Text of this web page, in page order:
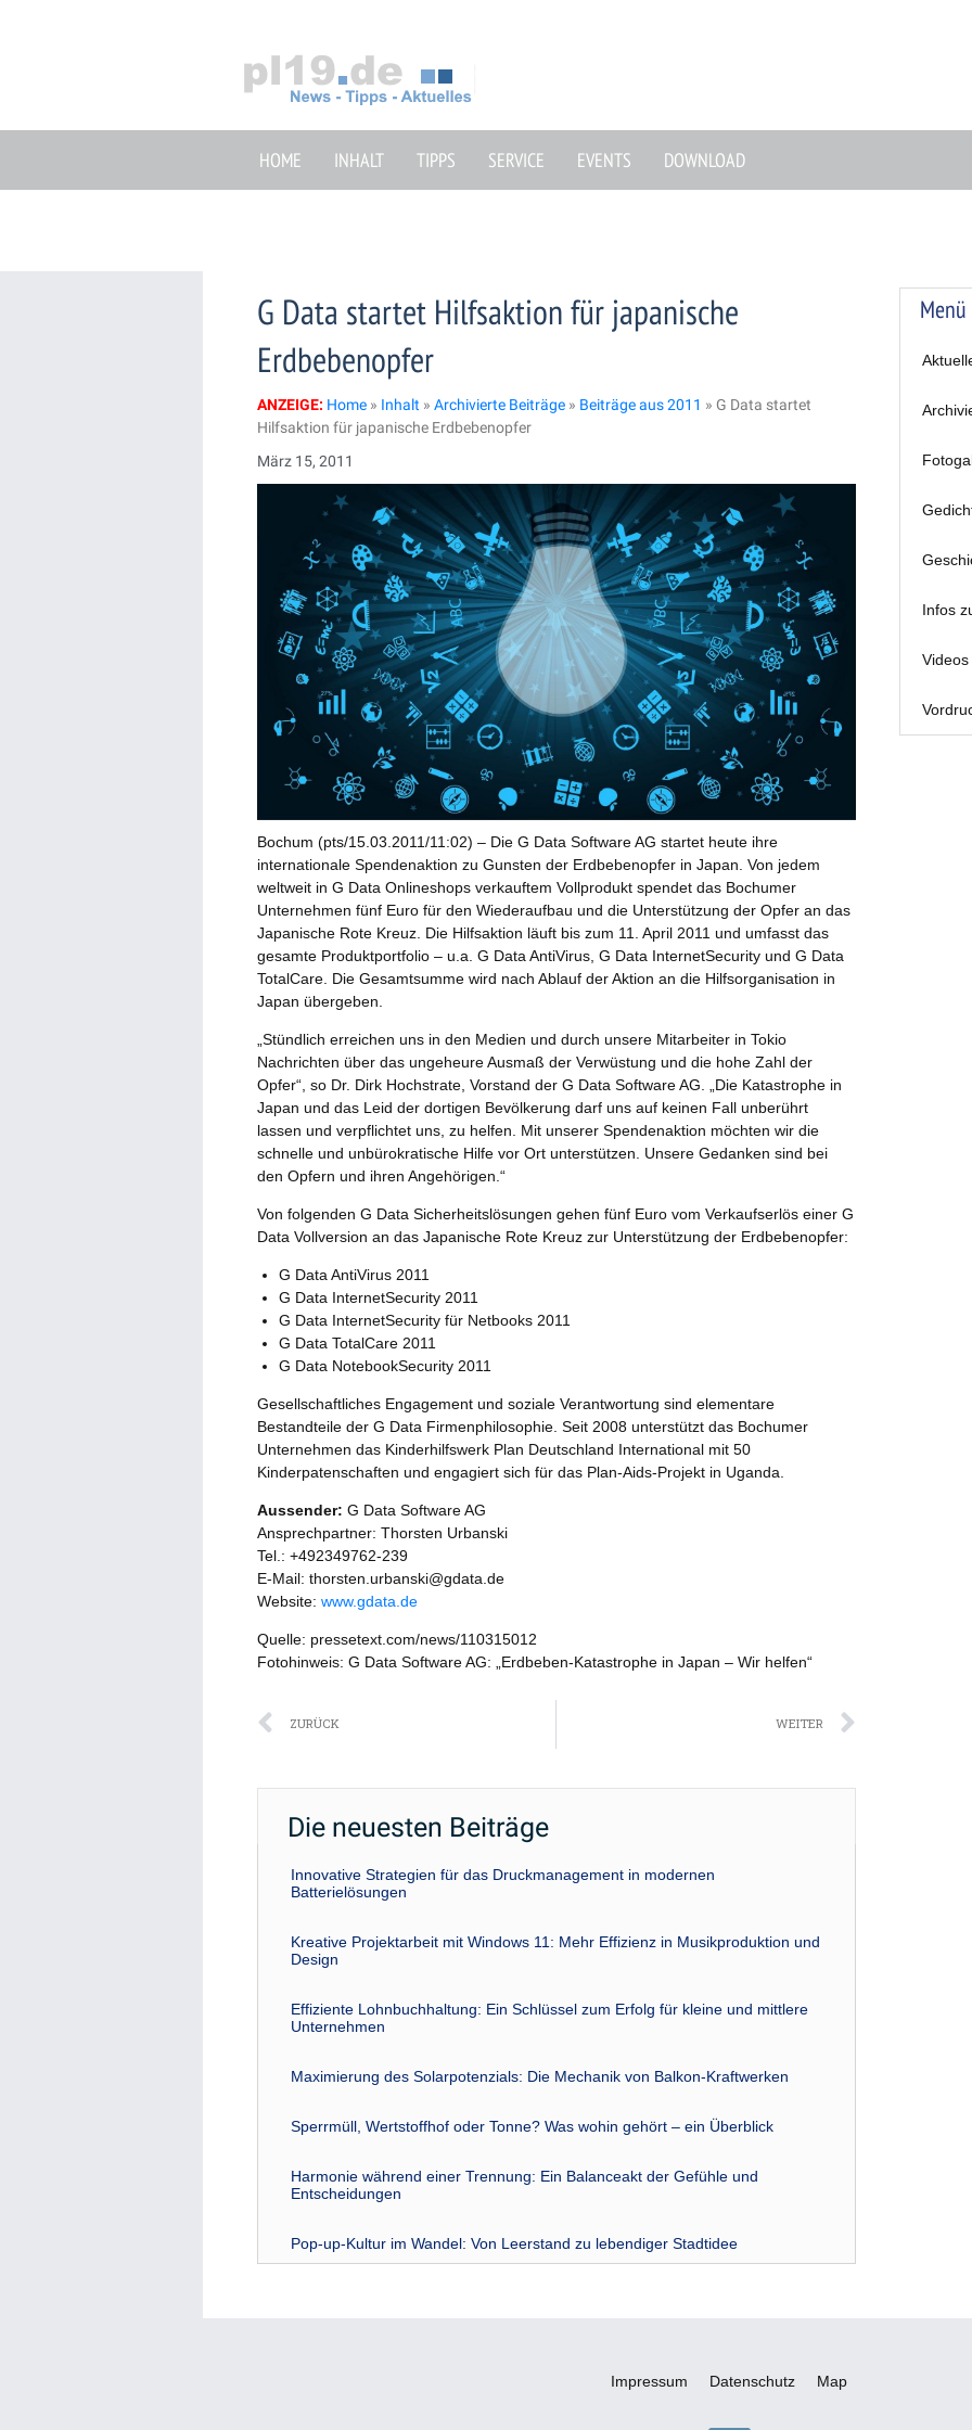
HOME INHALT TIPPS SERVICE EVENTS DOWNLOAD
G Data startet Hilfsaktion für japanische
Erdbebenopfer
ANZEIGE: Home » Inhalt » Archivierte Beiträge » Beiträge aus 2011 » G Data startet
Hilfsaktion für japanische Erdbebenopfer
März 15, 2011
Bochum (pts/15.03.2011/11:02) – Die G Data Software AG startet heute ihre
internationale Spendenaktion zu Gunsten der Erdbebenopfer in Japan. Von jedem
weltweit in G Data Onlineshops verkauftem Vollprodukt spendet das Bochumer
Unternehmen fünf Euro für den Wiederaufbau und die Unterstützung der Opfer an das
Japanische Rote Kreuz. Die Hilfsaktion läuft bis zum 11. April 2011 und umfasst das
gesamte Produktportfolio – u.a. G Data AntiVirus, G Data InternetSecurity und G Data
TotalCare. Die Gesamtsumme wird nach Ablauf der Aktion an die Hilfsorganisation in
Japan übergeben.
„Stündlich erreichen uns in den Medien und durch unsere Mitarbeiter in Tokio
Nachrichten über das ungeheure Ausmaß der Verwüstung und die hohe Zahl der
Opfer“, so Dr. Dirk Hochstrate, Vorstand der G Data Software AG. „Die Katastrophe in
Japan und das Leid der dortigen Bevölkerung darf uns auf keinen Fall unberührt
lassen und verpflichtet uns, zu helfen. Mit unserer Spendenaktion möchten wir die
schnelle und unbürokratische Hilfe vor Ort unterstützen. Unsere Gedanken sind bei
den Opfern und ihren Angehörigen.“
Von folgenden G Data Sicherheitslösungen gehen fünf Euro vom Verkaufserlös einer G
Data Vollversion an das Japanische Rote Kreuz zur Unterstützung der Erdbebenopfer:
G Data AntiVirus 2011
G Data InternetSecurity 2011
G Data InternetSecurity für Netbooks 2011
G Data TotalCare 2011
G Data NotebookSecurity 2011
Gesellschaftliches Engagement und soziale Verantwortung sind elementare
Bestandteile der G Data Firmenphilosophie. Seit 2008 unterstützt das Bochumer
Unternehmen das Kinderhilfswerk Plan Deutschland International mit 50
Kinderpatenschaften und engagiert sich für das Plan-Aids-Projekt in Uganda.
Aussender: G Data Software AG
Ansprechpartner: Thorsten Urbanski
Tel.: +492349762-239
E-Mail: thorsten.urbanski@gdata.de
Website: www.gdata.de
Quelle: pressetext.com/news/110315012
Fotohinweis: G Data Software AG: „Erdbeben-Katastrophe in Japan – Wir helfen“
Zurück
ZURÜCK WEITER
Die neuesten Beiträge
Innovative Strategien für das Druckmanagement in modernen
Batterielösungen
Kreative Projektarbeit mit Windows 11: Mehr Effizienz in Musikproduktion und
Design
Effiziente Lohnbuchhaltung: Ein Schlüssel zum Erfolg für kleine und mittlere
Unternehmen
Maximierung des Solarpotenzials: Die Mechanik von Balkon-Kraftwerken
Sperrmüll, Wertstoffhof oder Tonne? Was wohin gehört – ein Überblick
Harmonie während einer Trennung: Ein Balanceakt der Gefühle und
Entscheidungen
Pop-up-Kultur im Wandel: Von Leerstand zu lebendiger Stadtidee
Menü
Infos
Impressum Datenschutz Map